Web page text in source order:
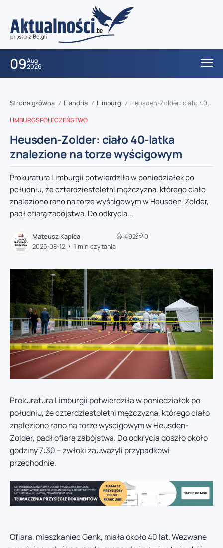
09Aug
2026
Strona główna / Flandria / Limburg / Heusden-Zolder: ciało 40-latka znalezione na torze wyścigowym
LIMBURGSPOŁECZEŃSTWO
Heusden-Zolder: ciało 40-latka
znalezione na torze wyścigowym
Prokuratura Limburgii potwierdziła w poniedziałek po
południu, że czterdziestoletni mężczyzna, którego ciało
znaleziono rano na torze wyścigowym w Heusden-Zolder,
padł ofiarą zabójstwa. Do odkrycia...
Mateusz Kapica
2025-08-12
1 min czytania
492 0
Prokuratura Limburgii potwierdziła w poniedziałek po
południu, że czterdziestoletni mężczyzna, którego ciało
znaleziono rano na torze wyścigowym w Heusden-
Zolder, padł ofiarą zabójstwa. Do odkrycia doszło około
godziny 7:30 – zwłoki zauważyli przypadkowi
przechodnie.
Ofiara, mieszkaniec Genk, miała około 40 lat. Wezwane